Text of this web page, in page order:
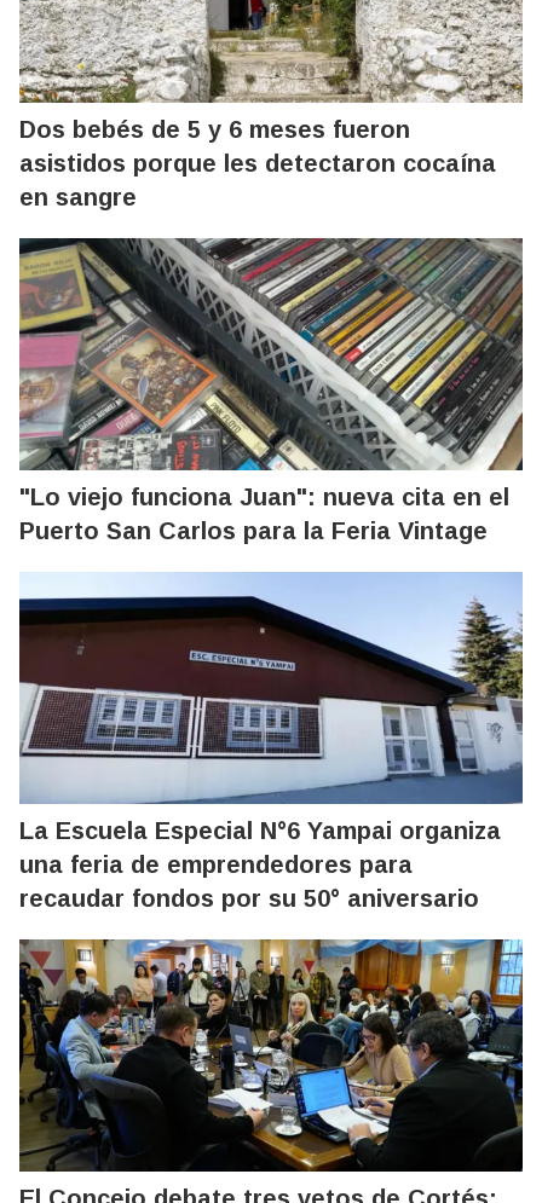
Dos bebés de 5 y 6 meses fueron
asistidos porque les detectaron cocaína
en sangre
"Lo viejo funciona Juan": nueva cita en el
Puerto San Carlos para la Feria Vintage
La Escuela Especial N°6 Yampai organiza
una feria de emprendedores para
recaudar fondos por su 50° aniversario